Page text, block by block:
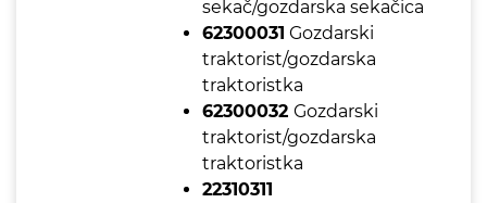
sekač/gozdarska sekačica
62300031 Gozdarski
traktorist/gozdarska
traktoristka
62300032 Gozdarski
traktorist/gozdarska
traktoristka
22310311